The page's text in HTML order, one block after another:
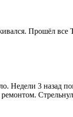
Прошёл
Недели 3 назад
ремонтом.